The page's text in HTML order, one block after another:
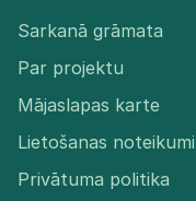
Sarkanā grāmata
Par projektu
Mājaslapas karte
Lietošanas noteikumi
Privātuma politika